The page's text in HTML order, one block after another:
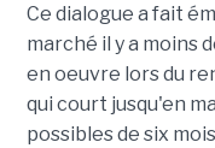
Ce dialogue a fait
marché il y a moins
en oeuvre lors du
qui court jusqu'en
possibles de six